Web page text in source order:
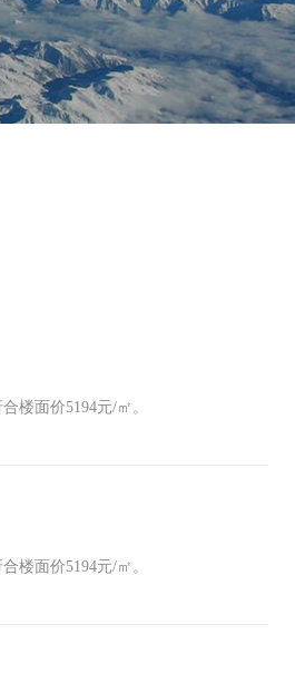
楼面价5194元/㎡。
楼面价5194元/㎡。